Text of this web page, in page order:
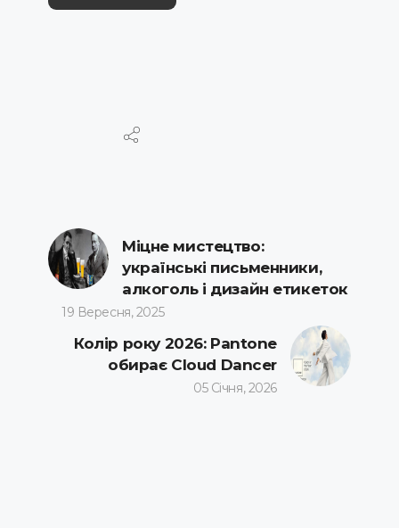
Міцне мистецтво:
українські письменники,
алкоголь і дизайн етикеток
19 Вересня, 2025
Колір року 2026: Pantone
обирає Cloud Dancer
05 Січня, 2026